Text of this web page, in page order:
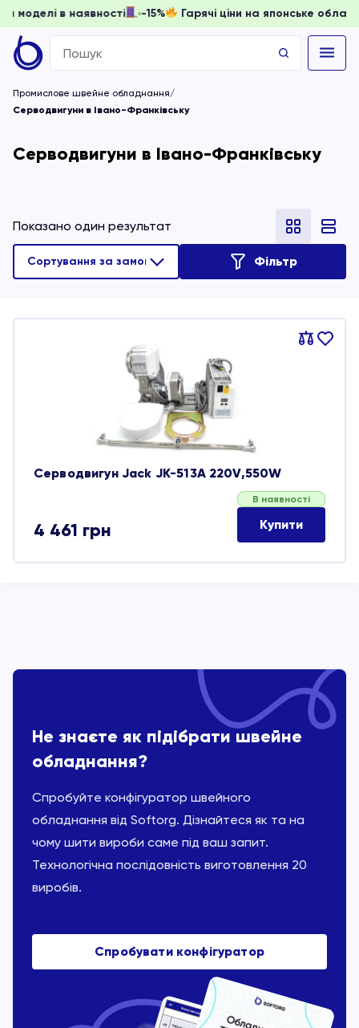
моделі в наявності -15% Гарячі ціни на японське
Search
for:
Промислове швейне обладнання
Серводвигуни в Івано-Франківську
Серводвигуни в Івано-Франківську
Показано один результат
Фільтр
Порівняти
В
Серводвигун Jack JK-513A 220V,550W
4 461 грн
В наявності
Купити
Не знаєте як підібрати швейне
обладнання?
Спробуйте конфігуратор швейного
обладнання від Softorg. Дізнайтеся як та на
чому шити вироби саме під ваш запит.
Технологічна послідовність виготовлення 20
виробів.
Спробувати конфігуратор